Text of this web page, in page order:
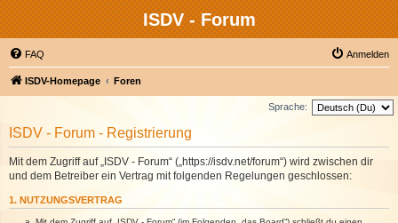
ISDV - Forum
FAQ Anmelden
ISDV-Homepage Foren
Sprache:
ISDV - Forum - Registrierung
Mit dem Zugriff auf „ISDV - Forum“ („https://isdv.net/forum“) wird zwischen dir
und dem Betreiber ein Vertrag mit folgenden Regelungen geschlossen:
1. NUTZUNGSVERTRAG